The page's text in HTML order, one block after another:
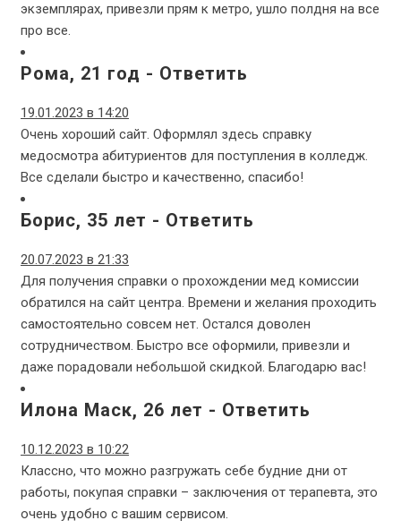
экземплярах, привезли прям к метро, ушло полдня на все
про все.
Рома, 21 год - Ответить
19.01.2023 в 14:20
Очень хороший сайт. Оформлял здесь справку
медосмотра абитуриентов для поступления в колледж.
Все сделали быстро и качественно, спасибо!
Борис, 35 лет - Ответить
20.07.2023 в 21:33
Для получения справки о прохождении мед комиссии
обратился на сайт центра. Времени и желания проходить
самостоятельно совсем нет. Остался доволен
сотрудничеством. Быстро все оформили, привезли и
даже порадовали небольшой скидкой. Благодарю вас!
Илона Маск, 26 лет - Ответить
10.12.2023 в 10:22
Классно, что можно разгружать себе будние дни от
работы, покупая справки – заключения от терапевта, это
очень удобно с вашим сервисом.